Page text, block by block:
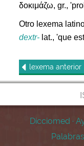
δοκιμάζω, gr.,
Otro lexema
dextr- lat., 'que
lexema anterior
Dicciomed ·